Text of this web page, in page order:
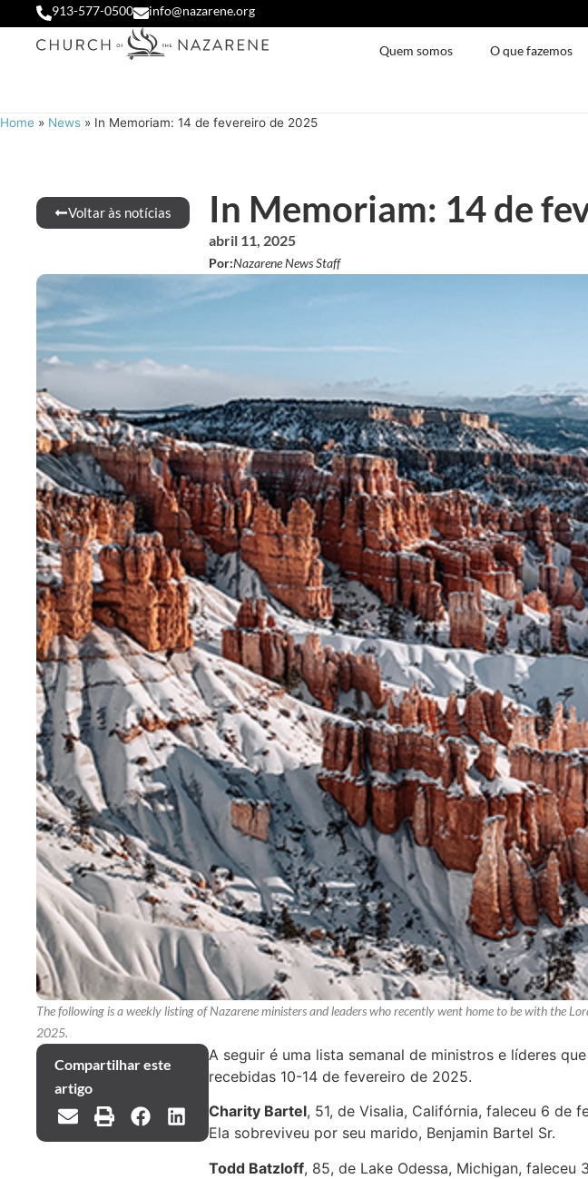
913-577-0500 info@nazarene.org
Quem somos O que fazemos
Home » News » In Memoriam: 14 de fevereiro de 2025
Voltar às notícias In Memoriam: 14 de
abril 11, 2025
Por:Nazarene News Staff
The following is a weekly listing of Nazarene ministers and leaders who recently went home to be with the
2025.
Compartilhar este
artigo
A seguir é uma lista semanal de ministros e líderes
recebidas 10-14 de fevereiro de 2025.
Charity Bartel, 51, de Visalia, Califórnia, faleceu 6 de
Ela sobreviveu por seu marido, Benjamin Bartel Sr.
Todd Batzloff, 85, de Lake Odessa, Michigan, faleceu